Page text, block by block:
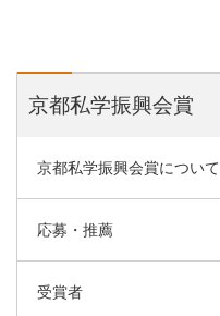
京都私学振興会賞
京都私学振興会賞について
応募・推薦
受賞者